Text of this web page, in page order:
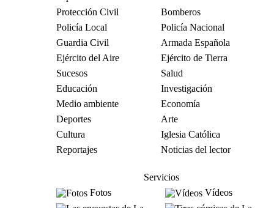
Protección Civil
Bomberos
Policía Local
Policía Nacional
Guardia Civil
Armada Española
Ejército del Aire
Ejército de Tierra
Sucesos
Salud
Educación
Investigación
Medio ambiente
Economía
Deportes
Arte
Cultura
Iglesia Católica
Reportajes
Noticias del lector
Servicios
Fotos
Vídeos